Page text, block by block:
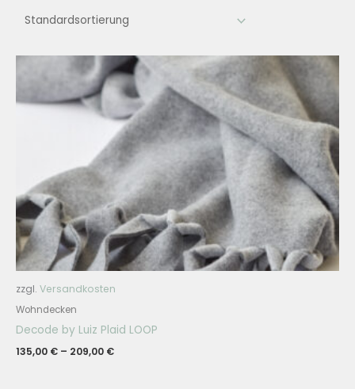
zzgl. Versandkosten
Wohndecken
Decode by Luiz Plaid LOOP
135,00 € – 209,00 €